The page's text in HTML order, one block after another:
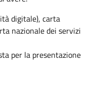
digitale), carta
nazionale dei servizi
per la presentazione